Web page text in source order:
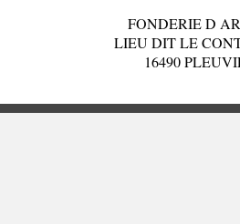
FONDERIE D
LIEU DIT LE
16490